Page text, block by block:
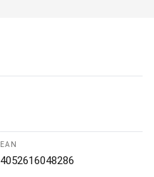
EAN
4052616048286